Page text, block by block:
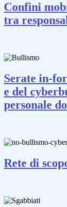
Confini
tra
Serate in-
e del
personale
Rete di